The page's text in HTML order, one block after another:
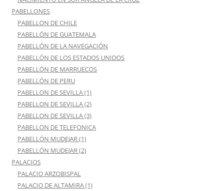
PABELLONES
PABELLON DE CHILE
PABELLÓN DE GUATEMALA
PABELLÓN DE LA NAVEGACIÓN
PABELLÓN DE LOS ESTADOS UNIDOS
PABELLÓN DE MARRUECOS
PABELLÓN DE PERU
PABELLON DE SEVILLA (1)
PABELLON DE SEVILLA (2)
PABELLON DE SEVILLA (3)
PABELLON DE TELEFONICA
PABELLÓN MUDEJAR (1)
PABELLÓN MUDEJAR (2)
PALACIOS
PALACIO ARZOBISPAL
PALACIO DE ALTAMIRA (1)